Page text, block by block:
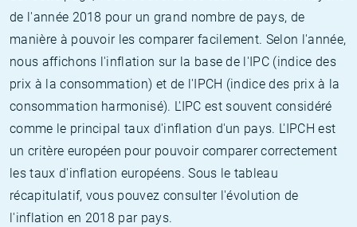
de l'année 2018 pour un grand nombre de pays, de
manière à pouvoir les comparer facilement. Selon l'année,
nous affichons l'inflation sur la base de l'IPC (indice des
prix à la consommation) et de l'IPCH (indice des prix à la
consommation harmonisé). L'IPC est souvent considéré
comme le principal taux d'inflation d'un pays. L'IPCH est
un critère européen pour pouvoir comparer correctement
les taux d'inflation européens. Sous le tableau
récapitulatif, vous pouvez consulter l'évolution de
l'inflation en 2018 par pays.